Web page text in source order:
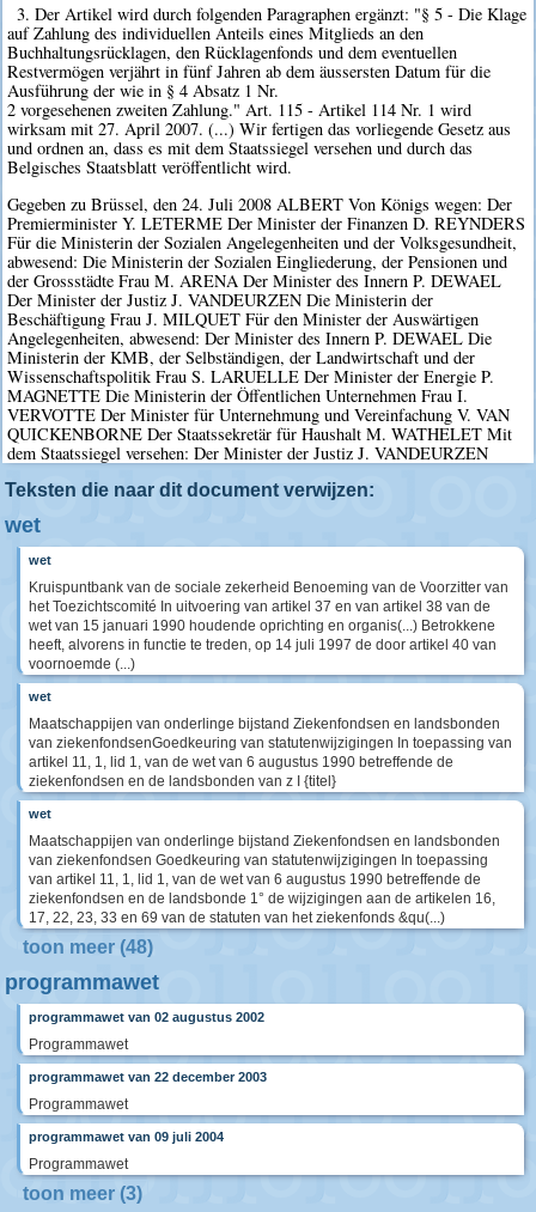
3. Der Artikel wird durch folgenden Paragraphen ergänzt: "§ 5 - Die Klage
auf Zahlung des individuellen Anteils eines Mitglieds an den
Buchhaltungsrücklagen, den Rücklagenfonds und dem eventuellen
Restvermögen verjährt in fünf Jahren ab dem äussersten Datum für die
Ausführung der wie in § 4 Absatz 1 Nr.
2 vorgesehenen zweiten Zahlung." Art. 115 - Artikel 114 Nr. 1 wird
wirksam mit 27. April 2007. (...) Wir fertigen das vorliegende Gesetz aus
und ordnen an, dass es mit dem Staatssiegel versehen und durch das
Belgisches Staatsblatt veröffentlicht wird.
Gegeben zu Brüssel, den 24. Juli 2008 ALBERT Von Königs wegen: Der
Premierminister Y. LETERME Der Minister der Finanzen D. REYNDERS
Für die Ministerin der Sozialen Angelegenheiten und der Volksgesundheit,
abwesend: Die Ministerin der Sozialen Eingliederung, der Pensionen und
der Grossstädte Frau M. ARENA Der Minister des Innern P. DEWAEL
Der Minister der Justiz J. VANDEURZEN Die Ministerin der
Beschäftigung Frau J. MILQUET Für den Minister der Auswärtigen
Angelegenheiten, abwesend: Der Minister des Innern P. DEWAEL Die
Ministerin der KMB, der Selbständigen, der Landwirtschaft und der
Wissenschaftspolitik Frau S. LARUELLE Der Minister der Energie P.
MAGNETTE Die Ministerin der Öffentlichen Unternehmen Frau I.
VERVOTTE Der Minister für Unternehmung und Vereinfachung V. VAN
QUICKENBORNE Der Staatssekretär für Haushalt M. WATHELET Mit
dem Staatssiegel versehen: Der Minister der Justiz J. VANDEURZEN
Teksten die naar dit document verwijzen:
wet
wet
Kruispuntbank van de sociale zekerheid Benoeming van de Voorzitter van
het Toezichtscomité In uitvoering van artikel 37 en van artikel 38 van de
wet van 15 januari 1990 houdende oprichting en organis(...) Betrokkene
heeft, alvorens in functie te treden, op 14 juli 1997 de door artikel 40 van
voornoemde (...)
wet
Maatschappijen van onderlinge bijstand Ziekenfondsen en landsbonden
van ziekenfondsenGoedkeuring van statutenwijzigingen In toepassing van
artikel 11, 1, lid 1, van de wet van 6 augustus 1990 betreffende de
ziekenfondsen en de landsbonden van z I {titel}
wet
Maatschappijen van onderlinge bijstand Ziekenfondsen en landsbonden
van ziekenfondsen Goedkeuring van statutenwijzigingen In toepassing
van artikel 11, 1, lid 1, van de wet van 6 augustus 1990 betreffende de
ziekenfondsen en de landsbonde 1° de wijzigingen aan de artikelen 16,
17, 22, 23, 33 en 69 van de statuten van het ziekenfonds &qu(...)
toon meer (48)
programmawet
programmawet van 02 augustus 2002
Programmawet
programmawet van 22 december 2003
Programmawet
programmawet van 09 juli 2004
Programmawet
toon meer (3)